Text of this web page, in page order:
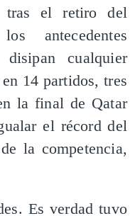
tras el retiro del
antecedentes
cualquier
14 partidos, tres
la final de Qatar
el récord del
la competencia,
Es verdad tuvo